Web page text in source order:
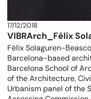
17/12/2018
VIBRArch_Félix
Félix Solaguren-
Barcelona-based
Barcelona School of
of the Architecture,
Urbanism panel of the